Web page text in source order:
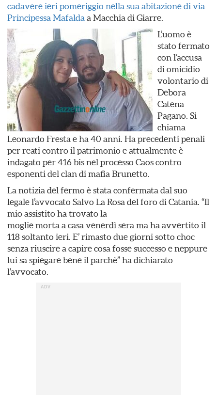
cadavere ieri pomeriggio nella sua abitazione di via
Principessa Mafalda a Macchia di Giarre.
L’uomo è
stato fermato
con l’accusa
di omicidio
volontario di
Debora
Catena
Pagano. Si
chiama
Leonardo Fresta e ha 40 anni. Ha precedenti penali
per reati contro il patrimonio e attualmente è
indagato per 416 bis nel processo Caos contro
esponenti del clan di mafia Brunetto.
La notizia del fermo è stata confermata dal suo
legale l’avvocato Salvo La Rosa del foro di Catania. “Il
mio assistito ha trovato la
moglie morta a casa venerdì sera ma ha avvertito il
118 soltanto ieri. E’ rimasto due giorni sotto choc
senza riuscire a capire cosa fosse successo e neppure
lui sa spiegare bene il parchè” ha dichiarato
l’avvocato.